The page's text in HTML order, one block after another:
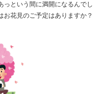
っという間に満開になるんでし
お花見のご予定はありますか？